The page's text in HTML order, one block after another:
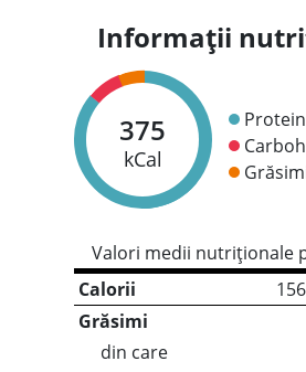
Informații
375
kCal
Valori medii nutriționale
Calorii
Grăsimi
din care